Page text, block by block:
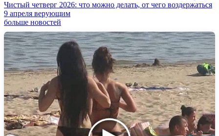
Чистый четверг 2026: что можно делать, от чего воздержаться
9 апреля верующим
больше новостей